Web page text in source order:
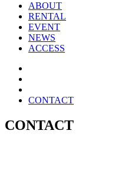
ABOUT
RENTAL
EVENT
NEWS
ACCESS
CONTACT
CONTACT